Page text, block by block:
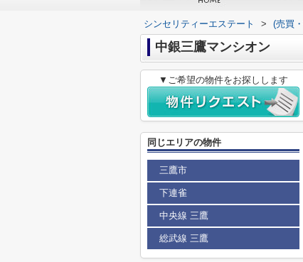
シンセリティーエステート > (売買
中銀三鷹マンシオン
▼ご希望の物件をお探しします
同じエリアの物件
三鷹市
下連雀
中央線 三鷹
総武線 三鷹